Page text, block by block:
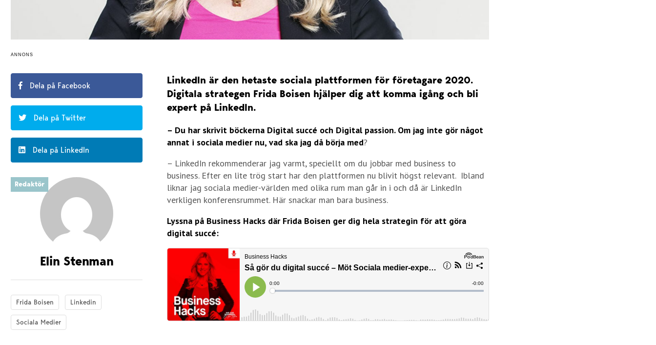
ANNONS
Dela på Facebook
Dela på Twitter
Dela på LinkedIn
Redaktör
Elin Stenman
Frida Boisen Linkedin
Sociala Medier
LinkedIn är den hetaste sociala plattformen för företagare 2020.
Digitala strategen Frida Boisen hjälper dig att komma igång och bli
expert på LinkedIn.
– Du har skrivit böckerna Digital succé och Digital passion. Om jag inte gör något
annat i sociala medier nu, vad ska jag då börja med?
– LinkedIn rekommenderar jag varmt, speciellt om du jobbar med business to
business. Efter en lite trög start har den plattformen nu blivit högst relevant. Ibland
liknar jag sociala medier-världen med olika rum man går in i och då är LinkedIn
verkligen konferensrummet. Här snackar man bara business.
Lyssna på Business Hacks där Frida Boisen ger dig hela strategin för att göra
digital succé: